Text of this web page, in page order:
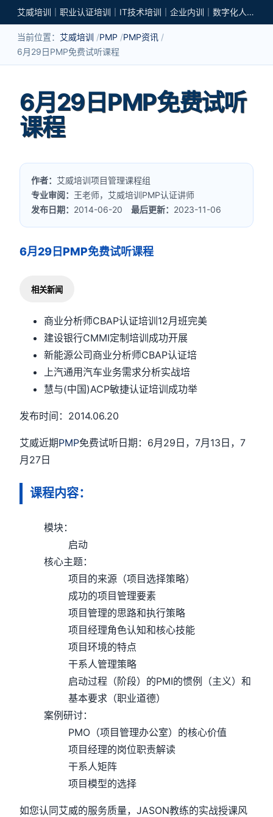
艾威培训｜职业认证培训｜IT技术培训｜企业内训｜数字化人才培养
当前位置： 艾威培训 PMP
PMP资讯
6月29日PMP免费试听课程
6月29日PMP免费试听
课程
作者： 艾威培训项目管理课程组
专业审阅： 王老师，艾威培训PMP认证讲师
发布日期： 2014-06-20最后更新： 2023-11-06
6月29日PMP免费试听课程
相关新闻
商业分析师CBAP认证培训12月班完美
建设银行CMMI定制培训成功开展
新能源公司商业分析师CBAP认证培
上汽通用汽车业务需求分析实战培
慧与(中国)ACP敏捷认证培训成功举
发布时间：2014.06.20
艾威近期PMP免费试听日期：6月29日，7月13日，7
月27日
课程内容：
模块：
启动
核心主题：
项目的来源（项目选择策略）
成功的项目管理要素
项目管理的思路和执行策略
项目经理角色认知和核心技能
项目环境的特点
干系人管理策略
启动过程（阶段）的PMI的惯例（主义）和
基本要求（职业道德）
案例研讨：
PMO（项目管理办公室）的核心价值
项目经理的岗位职责解读
干系人矩阵
项目模型的选择
如您认同艾威的服务质量，JASON教练的实战授课风